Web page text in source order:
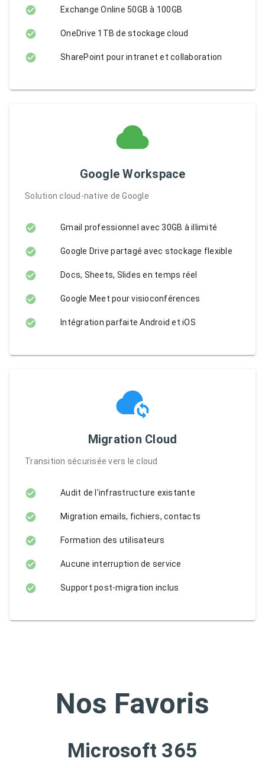
Exchange Online 50GB à 100GB
OneDrive 1TB de stockage cloud
SharePoint pour intranet et collaboration
Google Workspace
Solution cloud-native de Google
Gmail professionnel avec 30GB à illimité
Google Drive partagé avec stockage flexible
Docs, Sheets, Slides en temps réel
Google Meet pour visioconférences
Intégration parfaite Android et iOS
Migration Cloud
Transition sécurisée vers le cloud
Audit de l'infrastructure existante
Migration emails, fichiers, contacts
Formation des utilisateurs
Aucune interruption de service
Support post-migration inclus
Nos Favoris
Microsoft 365